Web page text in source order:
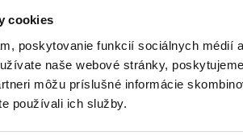
cookies
poskytovanie funkcií sociálnych médií
naše webové stránky,
môžu príslušné informácie
používali ich služby.